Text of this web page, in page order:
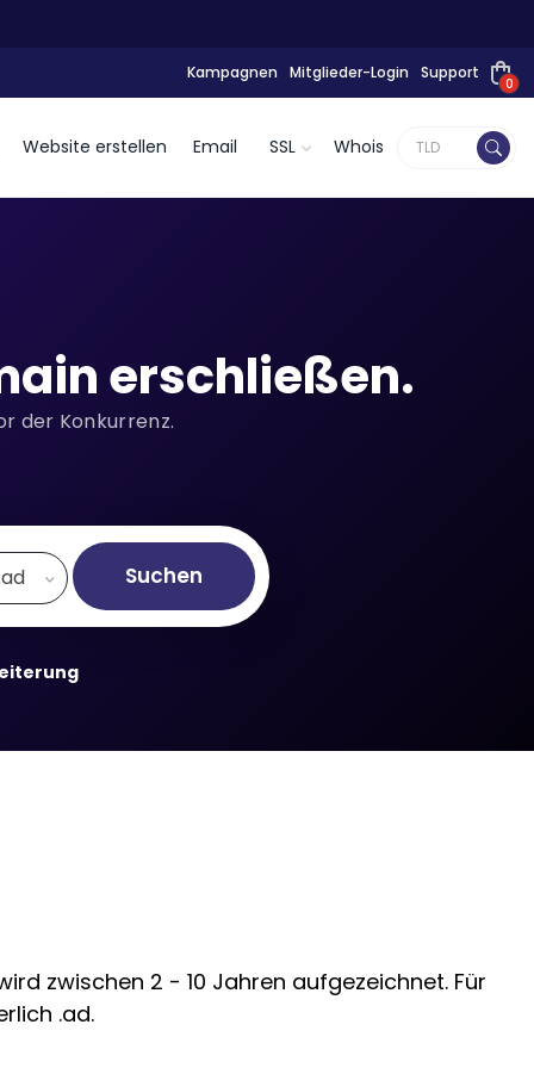
Kampagnen Mitglieder-Login Support
0
Website erstellen Email SSL Whois
erschließen.
der Konkurrenz.
Suchen
zwischen 2 - 10 Jahren aufgezeichnet. Für
.ad.